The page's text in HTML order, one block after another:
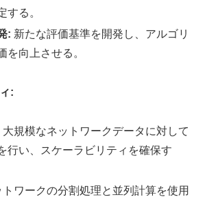
する。
: 新たな評価基準を開発し、アルゴリ
を向上させる。
:
大規模なネットワークデータに対して
行い、スケーラビリティを確保す
トワークの分割処理と並列計算を使用